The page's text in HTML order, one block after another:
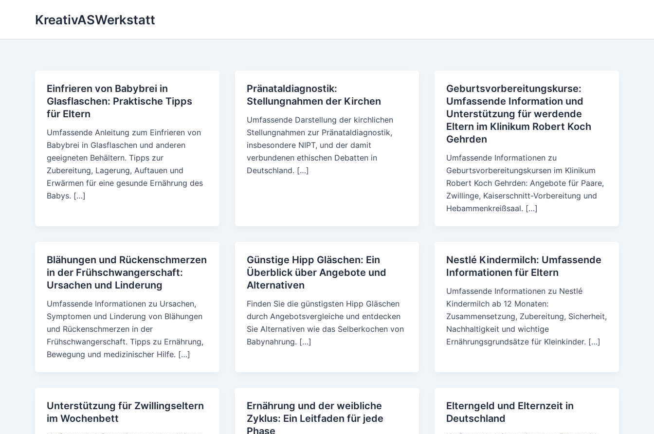
KreativASWerkstatt
Einfrieren von Babybrei in
Glasflaschen: Praktische Tipps
für Eltern
Umfassende Anleitung zum Einfrieren von
Babybrei in Glasflaschen und anderen
geeigneten Behältern. Tipps zur
Zubereitung, Lagerung, Auftauen und
Erwärmen für eine gesunde Ernährung des
Babys. […]
Pränataldiagnostik:
Stellungnahmen der Kirchen
Umfassende Darstellung der kirchlichen
Stellungnahmen zur Pränataldiagnostik,
insbesondere NIPT, und der damit
verbundenen ethischen Debatten in
Deutschland. […]
Geburtsvorbereitungskurse:
Umfassende Information und
Unterstützung für werdende
Eltern im Klinikum Robert Koch
Gehrden
Umfassende Informationen zu
Geburtsvorbereitungskursen im Klinikum
Robert Koch Gehrden: Angebote für Paare,
Zwillinge, Kaiserschnitt-Vorbereitung und
Hebammenkreißsaal. […]
Blähungen und Rückenschmerzen
in der Frühschwangerschaft:
Ursachen und Linderung
Umfassende Informationen zu Ursachen,
Symptomen und Linderung von Blähungen
und Rückenschmerzen in der
Frühschwangerschaft. Tipps zu Ernährung,
Bewegung und medizinischer Hilfe. […]
Günstige Hipp Gläschen: Ein
Überblick über Angebote und
Alternativen
Finden Sie die günstigsten Hipp Gläschen
durch Angebotsvergleiche und entdecken
Sie Alternativen wie das Selberkochen von
Babynahrung. […]
Nestlé Kindermilch: Umfassende
Informationen für Eltern
Umfassende Informationen zu Nestlé
Kindermilch ab 12 Monaten:
Zusammensetzung, Zubereitung, Sicherheit,
Nachhaltigkeit und wichtige
Ernährungsgrundsätze für Kleinkinder. […]
Unterstützung für Zwillingseltern
im Wochenbett
Ernährung und der weibliche
Zyklus: Ein Leitfaden für jede
Phase
Elterngeld und Elternzeit in
Deutschland